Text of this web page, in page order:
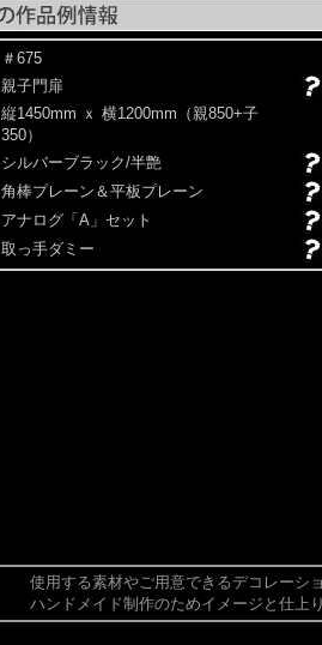
＃675
親子門扉
縦1450mm ｘ 横1200mm（親850+子
350）
シルバーブラック/半艶
角棒プレーン＆平板プレーン
アナログ「A」セット
取っ手ダミー
使用する素材やご用意できるデコレーシ
ハンドメイド制作のためイメージと仕上